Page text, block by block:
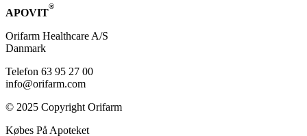
APOVIT
®
Orifarm Healthcare A/S
Danmark
Telefon 63 95 27 00
info@orifarm.com
© 2025 Copyright Orifarm
Købes På Apoteket